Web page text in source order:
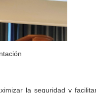
la seguridad y